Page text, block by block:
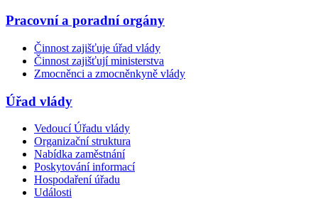
Pracovní a poradní orgány
Činnost zajišťuje úřad vlády
Činnost zajišťují ministerstva
Zmocněnci a zmocněnkyně vlády
Úřad vlády
Vedoucí Úřadu vlády
Organizační struktura
Nabídka zaměstnání
Poskytování informací
Hospodaření úřadu
Události